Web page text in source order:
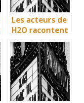
Les acteurs de
H2O racontent
: comment l’ile
de Mako a pris
vie en
Australie